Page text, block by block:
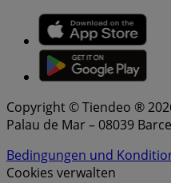
Copyright © Tiendeo ®
Palau de Mar – 08039
Bedingungen und
Cookies verwalten